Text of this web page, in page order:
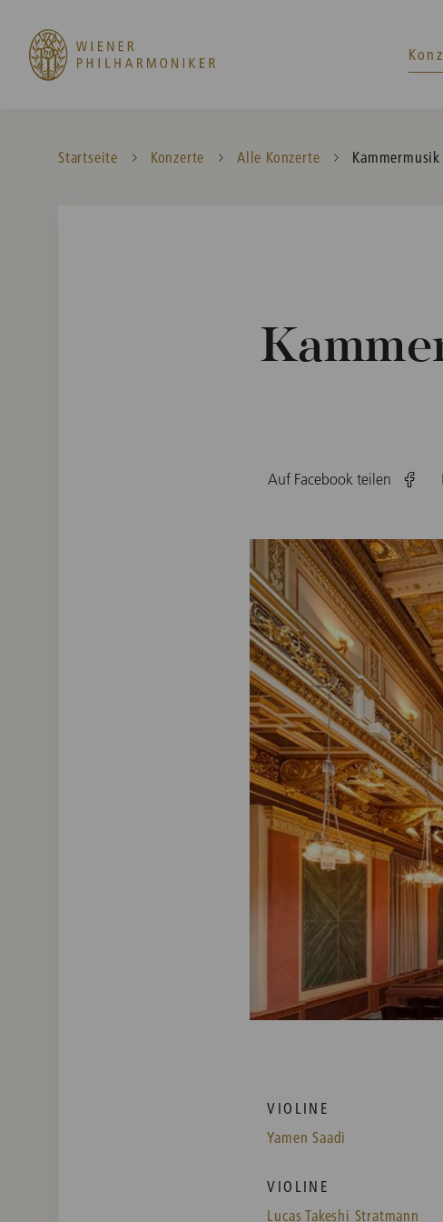
Startseite Konzerte Alle Konzerte Current:
Auf Facebook teilen
VIOLINE
Yamen Saadi
VIOLINE
Lucas Takeshi Stratmann